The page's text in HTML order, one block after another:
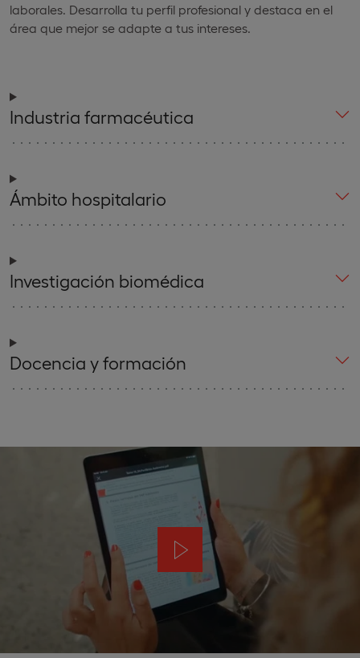
laborales. Desarrolla tu perfil profesional y destaca en el
área que mejor se adapte a tus intereses.
Industria farmacéutica
Ámbito hospitalario
Investigación biomédica
Docencia y formación